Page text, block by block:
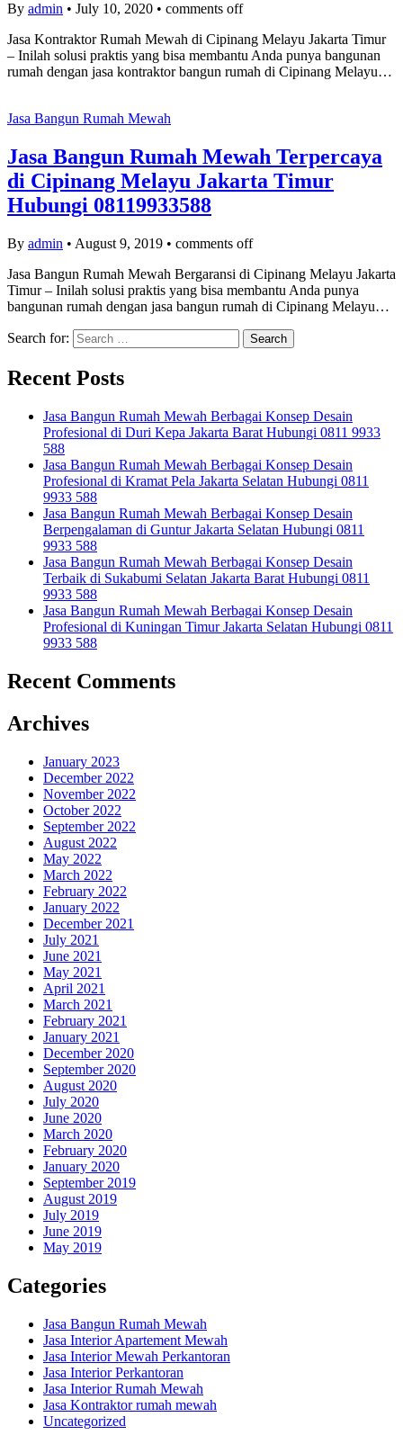
By admin • July 10, 2020 • comments off
Jasa Kontraktor Rumah Mewah di Cipinang Melayu Jakarta Timur
– Inilah solusi praktis yang bisa membantu Anda punya bangunan
rumah dengan jasa kontraktor bangun rumah di Cipinang Melayu…
Jasa Bangun Rumah Mewah
Jasa Bangun Rumah Mewah Terpercaya
di Cipinang Melayu Jakarta Timur
Hubungi 08119933588
By admin • August 9, 2019 • comments off
Jasa Bangun Rumah Mewah Bergaransi di Cipinang Melayu Jakarta
Timur – Inilah solusi praktis yang bisa membantu Anda punya
bangunan rumah dengan jasa bangun rumah di Cipinang Melayu…
Search for:
Recent Posts
Jasa Bangun Rumah Mewah Berbagai Konsep Desain
Profesional di Duri Kepa Jakarta Barat Hubungi 0811 9933
588
Jasa Bangun Rumah Mewah Berbagai Konsep Desain
Profesional di Kramat Pela Jakarta Selatan Hubungi 0811
9933 588
Jasa Bangun Rumah Mewah Berbagai Konsep Desain
Berpengalaman di Guntur Jakarta Selatan Hubungi 0811
9933 588
Jasa Bangun Rumah Mewah Berbagai Konsep Desain
Terbaik di Sukabumi Selatan Jakarta Barat Hubungi 0811
9933 588
Jasa Bangun Rumah Mewah Berbagai Konsep Desain
Profesional di Kuningan Timur Jakarta Selatan Hubungi 0811
9933 588
Recent Comments
Archives
January 2023
December 2022
November 2022
October 2022
September 2022
August 2022
May 2022
March 2022
February 2022
January 2022
December 2021
July 2021
June 2021
May 2021
April 2021
March 2021
February 2021
January 2021
December 2020
September 2020
August 2020
July 2020
June 2020
March 2020
February 2020
January 2020
September 2019
August 2019
July 2019
June 2019
May 2019
Categories
Jasa Bangun Rumah Mewah
Jasa Interior Apartement Mewah
Jasa Interior Mewah Perkantoran
Jasa Interior Perkantoran
Jasa Interior Rumah Mewah
Jasa Kontraktor rumah mewah
Uncategorized